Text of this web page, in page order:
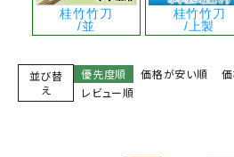
桂竹竹刀
/並
桂竹竹刀
/上製
並び替
え
優先度順 価格が安い順
レビュー順